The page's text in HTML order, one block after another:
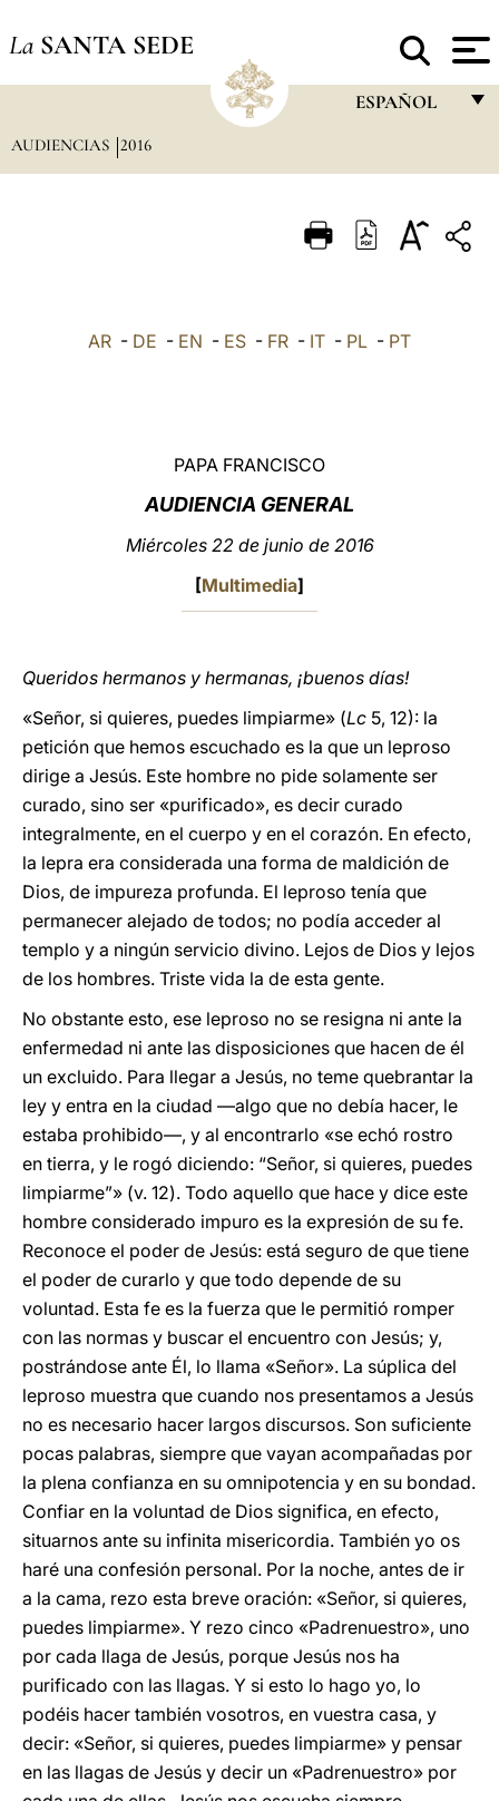
La SANTA SEDE
ESPAÑOL
ITALIANO
LATINE
AUDIENCIAS 2016
AR - DE - EN - ES - FR - IT - PL - PT
PAPA FRANCISCO
AUDIENCIA GENERAL
Miércoles 22 de junio de 2016
[Multimedia]
Queridos hermanos y hermanas, ¡buenos días!
«Señor, si quieres, puedes limpiarme» (Lc 5, 12): la
petición que hemos escuchado es la que un leproso
dirige a Jesús. Este hombre no pide solamente ser
curado, sino ser «purificado», es decir curado
integralmente, en el cuerpo y en el corazón. En efecto,
la lepra era considerada una forma de maldición de
Dios, de impureza profunda. El leproso tenía que
permanecer alejado de todos; no podía acceder al
templo y a ningún servicio divino. Lejos de Dios y lejos
de los hombres. Triste vida la de esta gente.
No obstante esto, ese leproso no se resigna ni ante la
enfermedad ni ante las disposiciones que hacen de él
un excluido. Para llegar a Jesús, no teme quebrantar la
ley y entra en la ciudad —algo que no debía hacer, le
estaba prohibido—, y al encontrarlo «se echó rostro
en tierra, y le rogó diciendo: “Señor, si quieres, puedes
limpiarme”» (v. 12). Todo aquello que hace y dice este
hombre considerado impuro es la expresión de su fe.
Reconoce el poder de Jesús: está seguro de que tiene
el poder de curarlo y que todo depende de su
voluntad. Esta fe es la fuerza que le permitió romper
con las normas y buscar el encuentro con Jesús; y,
postrándose ante Él, lo llama «Señor». La súplica del
leproso muestra que cuando nos presentamos a Jesús
no es necesario hacer largos discursos. Son suficiente
pocas palabras, siempre que vayan acompañadas por
la plena confianza en su omnipotencia y en su bondad.
Confiar en la voluntad de Dios significa, en efecto,
situarnos ante su infinita misericordia. También yo os
haré una confesión personal. Por la noche, antes de ir
a la cama, rezo esta breve oración: «Señor, si quieres,
puedes limpiarme». Y rezo cinco «Padrenuestro», uno
por cada llaga de Jesús, porque Jesús nos ha
purificado con las llagas. Y si esto lo hago yo, lo
podéis hacer también vosotros, en vuestra casa, y
decir: «Señor, si quieres, puedes limpiarme» y pensar
en las llagas de Jesús y decir un «Padrenuestro» por